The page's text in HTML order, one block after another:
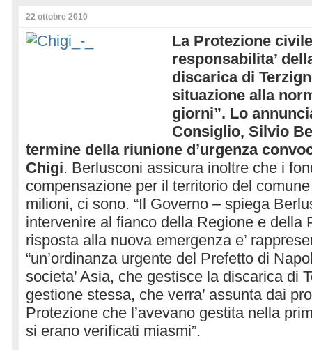
22 ottobre 2010
La Protezione
responsabilita’
discarica di
situazione alla
giorni”. Lo
Consiglio, Silvio
termine della riunione d’urgenza
Chigi. Berlusconi assicura inoltre che i
compensazione per il territorio del
milioni, ci sono. “Il Governo – spiega
intervenire al fianco della Regione e della
risposta alla nuova emergenza e’
“un’ordinanza urgente del Prefetto di
societa’ Asia, che gestisce la discarica di
gestione stessa, che verra’ assunta dai
Protezione che l’avevano gestita nella
si erano verificati miasmi”.